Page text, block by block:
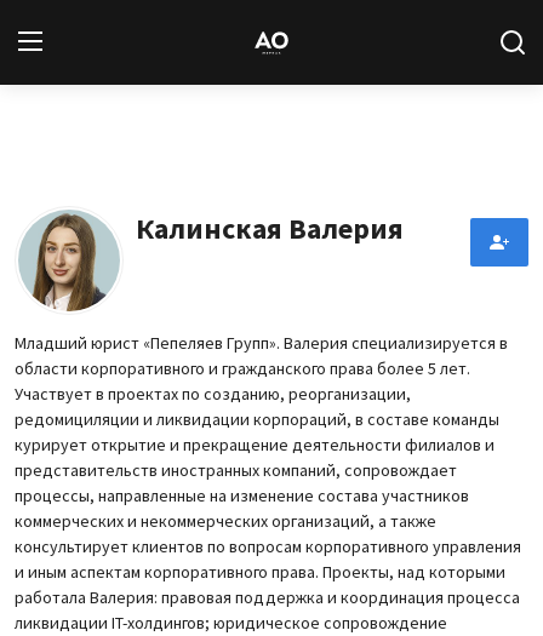
Новости
Статьи
Архив
База знаний
Подписка
Калинская Валерия
Младший юрист «Пепеляев Групп». Валерия специализируется в
области корпоративного и гражданского права более 5 лет.
Участвует в проектах по созданию, реорганизации,
редомициляции и ликвидации корпораций, в составе команды
курирует открытие и прекращение деятельности филиалов и
представительств иностранных компаний, сопровождает
процессы, направленные на изменение состава участников
коммерческих и некоммерческих организаций, а также
консультирует клиентов по вопросам корпоративного управления
и иным аспектам корпоративного права. Проекты, над которыми
работала Валерия: правовая поддержка и координация процесса
ликвидации IT-холдингов; юридическое сопровождение